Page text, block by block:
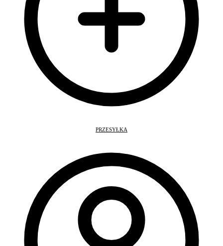
PRZESYŁKA